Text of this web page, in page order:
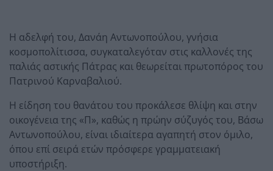
Η αδελφή του, Δανάη Αντωνοπούλου, γνήσια
κοσμοπολίτισσα, συγκαταλεγόταν στις καλλονές της
παλιάς αστικής Πάτρας και θεωρείται πρωτοπόρος του
Πατρινού Καρναβαλιού.
Η είδηση του θανάτου του προκάλεσε θλίψη και στην
οικογένεια της «Π», καθώς η πρώην σύζυγός του, Βάσω
Αντωνοπούλου, είναι ιδιαίτερα αγαπητή στον όμιλο,
όπου επί σειρά ετών πρόσφερε γραμματειακή
υποστήριξη.